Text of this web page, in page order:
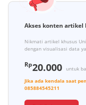
Akses konten artikel
Nikmati artikel khusus
dengan visualisasi data
Rp20.000
untuk
Jika ada kendala saat
085884545211